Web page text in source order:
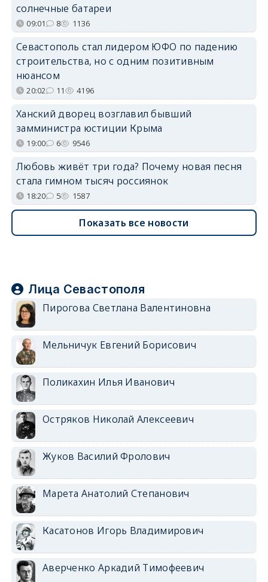
солнечные батареи
09:01 8 1136
Севастополь стал лидером ЮФО по падению
строительства, но с одним позитивным
нюансом
20:02 11 4196
Ханский дворец возглавил бывший
замминистра юстиции Крыма
19:00 6 9546
Любовь живёт три года? Почему новая песня
стала гимном тысяч россиянок
18:20 5 1587
Показать все новости
Лица Севастополя
Пирогова Светлана Валентиновна
Мельничук Евгений Борисович
Поликахин Илья Иванович
Остряков Николай Алексеевич
Жуков Василий Фролович
Марета Анатолий Степанович
Касатонов Игорь Владимирович
Аверченко Аркадий Тимофеевич